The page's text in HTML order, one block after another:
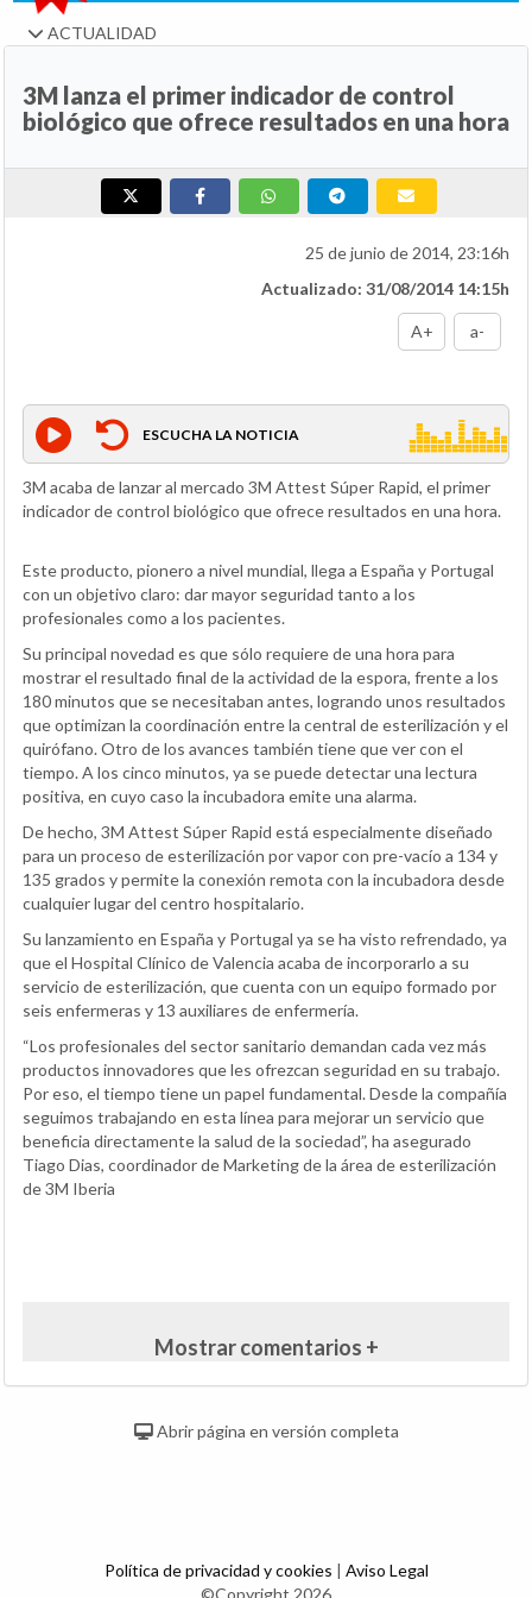
ACTUALIDAD
3M lanza el primer indicador de control
biológico que ofrece resultados en una hora
25 de junio de 2014, 23:16h
Actualizado: 31/08/2014 14:15h
A+ a-
ESCUCHA LA NOTICIA
3M acaba de lanzar al mercado 3M Attest Súper Rapid, el primer
indicador de control biológico que ofrece resultados en una hora.
Este producto, pionero a nivel mundial, llega a España y Portugal
con un objetivo claro: dar mayor seguridad tanto a los
profesionales como a los pacientes.
Su principal novedad es que sólo requiere de una hora para
mostrar el resultado final de la actividad de la espora, frente a los
180 minutos que se necesitaban antes, logrando unos resultados
que optimizan la coordinación entre la central de esterilización y el
quirófano. Otro de los avances también tiene que ver con el
tiempo. A los cinco minutos, ya se puede detectar una lectura
positiva, en cuyo caso la incubadora emite una alarma.
De hecho, 3M Attest Súper Rapid está especialmente diseñado
para un proceso de esterilización por vapor con pre-vacío a 134 y
135 grados y permite la conexión remota con la incubadora desde
cualquier lugar del centro hospitalario.
Su lanzamiento en España y Portugal ya se ha visto refrendado, ya
que el Hospital Clínico de Valencia acaba de incorporarlo a su
servicio de esterilización, que cuenta con un equipo formado por
seis enfermeras y 13 auxiliares de enfermería.
“Los profesionales del sector sanitario demandan cada vez más
productos innovadores que les ofrezcan seguridad en su trabajo.
Por eso, el tiempo tiene un papel fundamental. Desde la compañía
seguimos trabajando en esta línea para mejorar un servicio que
beneficia directamente la salud de la sociedad”, ha asegurado
Tiago Dias, coordinador de Marketing de la área de esterilización
de 3M Iberia
Mostrar comentarios +
Abrir página en versión completa
Política de privacidad y cookies | Aviso Legal
©Copyright 2026